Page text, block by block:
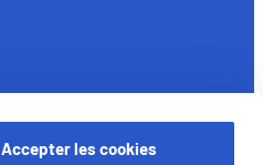
Accepter les cookies